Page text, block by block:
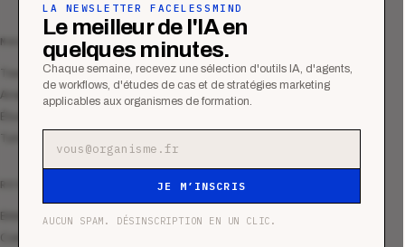
LA NEWSLETTER FACELESSMIND
Le meilleur de l'IA en
quelques minutes.
Chaque semaine, recevez une sélection d'outils IA, d'agents,
de workflows, d'études de cas et de stratégies marketing
applicables aux organismes de formation.
JE M’INSCRIS
AUCUN SPAM. DÉSINSCRIPTION EN UN CLIC.
MAGAZINE
Tous les articles
Analyses
Études de cas
Tutoriels
RESSOURCES
Bibliothèque
Communauté